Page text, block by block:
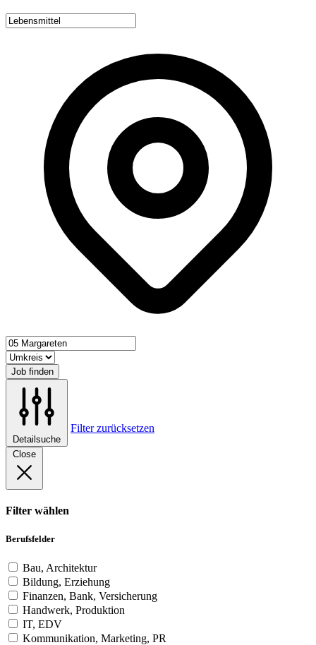
Job finden
Detailsuche
Filter zurücksetzen
Close
Filter wählen
Berufsfelder
Bau, Architektur
Bildung, Erziehung
Finanzen, Bank, Versicherung
Handwerk, Produktion
IT, EDV
Kommunikation, Marketing, PR